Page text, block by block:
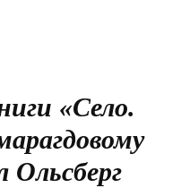
«Село.
Ольсберг